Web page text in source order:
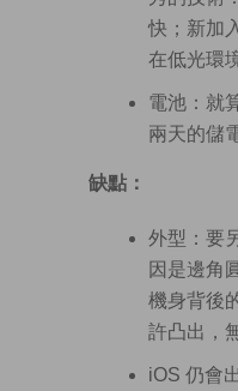
快；新加
在低光環
電池：就
兩天的儲
缺點：
外型：要
因是邊角
機身背後
許凸出，
iOS 仍會